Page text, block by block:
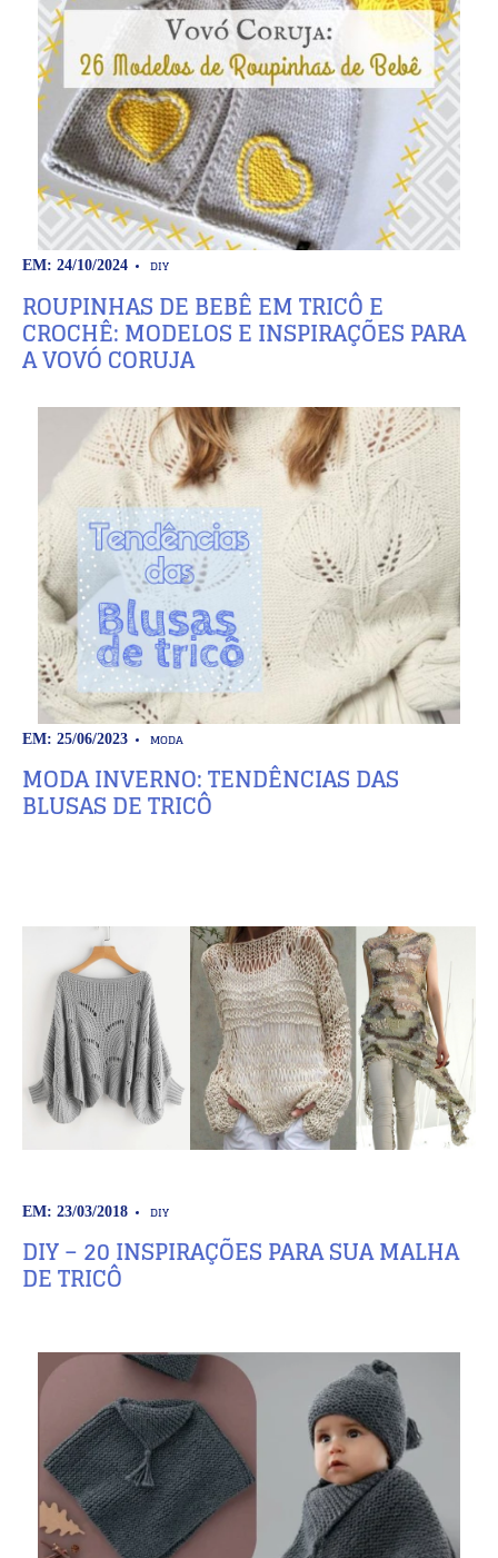
EM: 24/10/2024 DIY
ROUPINHAS DE BEBÊ EM TRICÔ E
CROCHÊ: MODELOS E INSPIRAÇÕES PARA
A VOVÓ CORUJA
EM: 25/06/2023 MODA
MODA INVERNO: TENDÊNCIAS DAS
BLUSAS DE TRICÔ
EM: 23/03/2018 DIY
DIY – 20 INSPIRAÇÕES PARA SUA MALHA
DE TRICÔ